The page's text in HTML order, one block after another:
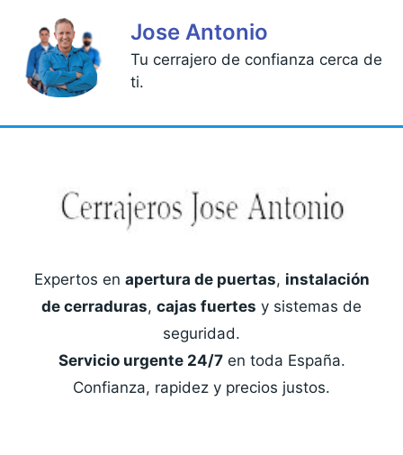
Jose Antonio
Tu cerrajero de confianza cerca de
ti.
Expertos en apertura de puertas, instalación
de cerraduras, cajas fuertes y sistemas de
seguridad.
Servicio urgente 24/7en toda España.
Confianza, rapidez y precios justos.